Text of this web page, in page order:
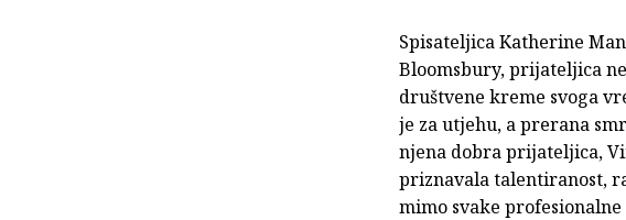
Spisateljica Katherine
Bloomsbury, prijateljica
društvene kreme svoga
je za utjehu, a prerana
njena dobra prijateljica,
priznavala talentiranost,
mimo svake profesionalne